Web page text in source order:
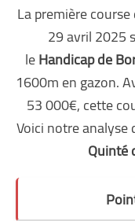
La première
29 avril 2025
leHandicap de
1600m en gazon.
53 000€, cette
Voici notre